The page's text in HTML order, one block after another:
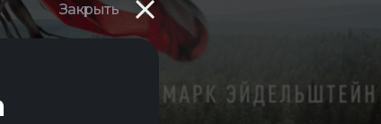
Закрыть